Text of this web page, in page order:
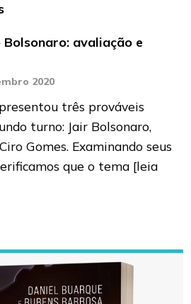
avaliação e
2020
três prováveis
turno: Jair Bolsonaro,
Gomes. Examinando seus
que o tema [leia